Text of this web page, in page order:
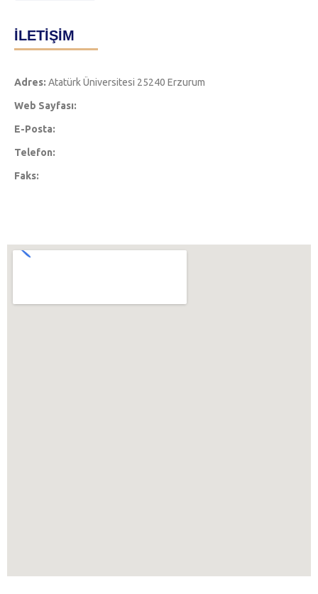
İLETİŞİM
Adres: Atatürk Üniversitesi 25240 Erzurum
Web Sayfası:
E-Posta:
Telefon:
Faks: